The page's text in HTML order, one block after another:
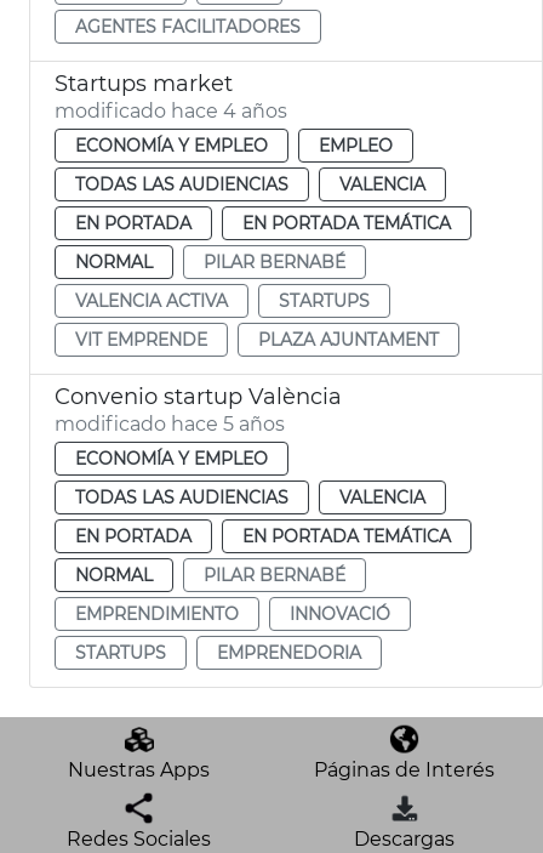
AGENTES FACILITADORES
Startups market
modificado hace 4 años
ECONOMÍA Y EMPLEO
EMPLEO
TODAS LAS AUDIENCIAS
VALENCIA
EN PORTADA
EN PORTADA TEMÁTICA
NORMAL
PILAR BERNABÉ
VALENCIA ACTIVA
STARTUPS
VIT EMPRENDE
PLAZA AJUNTAMENT
Convenio startup València
modificado hace 5 años
ECONOMÍA Y EMPLEO
TODAS LAS AUDIENCIAS
VALENCIA
EN PORTADA
EN PORTADA TEMÁTICA
NORMAL
PILAR BERNABÉ
EMPRENDIMIENTO
INNOVACIÓ
STARTUPS
EMPRENEDORIA
Nuestras Apps Páginas de Interés
Redes Sociales Descargas